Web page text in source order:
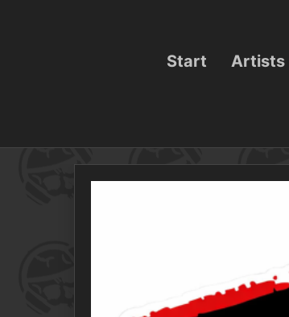
Start Artists